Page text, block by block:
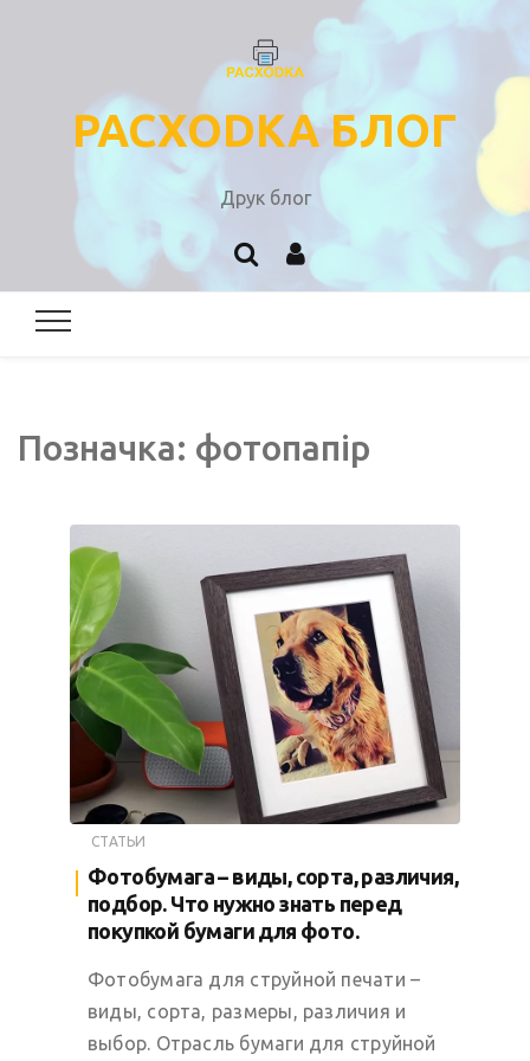
PACXODKA БЛОГ
Друк блог
Позначка: фотопапір
СТАТЬИ
Фотобумага – виды, сорта, различия,
подбор. Что нужно знать перед
покупкой бумаги для фото.
Фотобумага для струйной печати –
виды, сорта, размеры, различия и
выбор. Отрасль бумаги для струйной